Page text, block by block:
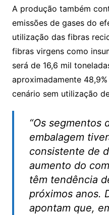
A produção também
emissões de gases do
utilização das fibras
fibras virgens como
será de 16,6 mil
aproximadamente
cenário sem utilização
“Os segmentos
embalagem
consistente de
aumento do
têm tendência
próximos anos.
apontam que,